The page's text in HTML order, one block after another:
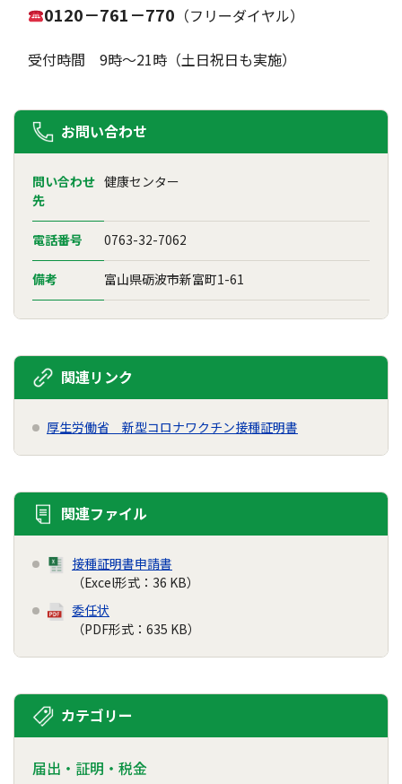
0120－761－770 （フリーダイヤル）
受付時間 9時～21時（土日祝日も実施）
お問い合わせ
問い合わせ
先
健康センター
電話番号 0763-32-7062
備考 富山県砺波市新富町1-61
関連リンク
厚生労働省 新型コロナワクチン接種証明書
関連ファイル
接種証明書申請書
（Excel形式：36 KB）
委任状
（PDF形式：635 KB）
カテゴリー
届出・証明・税金